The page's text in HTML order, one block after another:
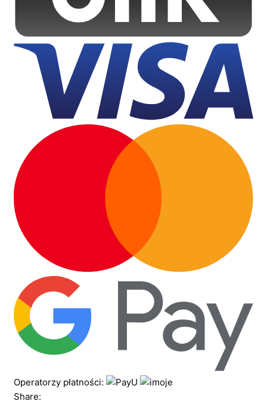
Operatorzy płatności:
Share: